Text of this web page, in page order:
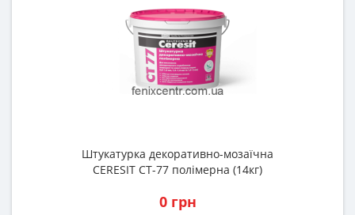
Штукатурка декоративно-мозаїчна
CERESIT CT-77 полімерна (14кг)
0 грн